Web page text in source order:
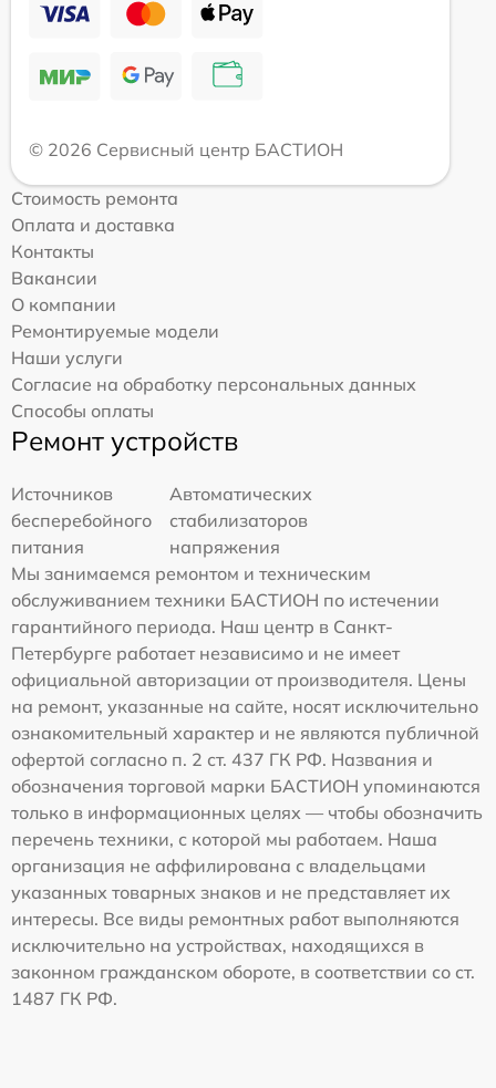
© 2026 Сервисный центр БАСТИОН
Стоимость ремонта
Оплата и доставка
Контакты
Вакансии
О компании
Ремонтируемые модели
Наши услуги
Согласие на обработку персональных данных
Способы оплаты
Ремонт устройств
Источников
бесперебойного
питания
Автоматических
стабилизаторов
напряжения
Мы занимаемся ремонтом и техническим
обслуживанием техники БАСТИОН по истечении
гарантийного периода. Наш центр в Санкт-
Петербурге работает независимо и не имеет
официальной авторизации от производителя. Цены
на ремонт, указанные на сайте, носят исключительно
ознакомительный характер и не являются публичной
офертой согласно п. 2 ст. 437 ГК РФ. Названия и
обозначения торговой марки БАСТИОН упоминаются
только в информационных целях — чтобы обозначить
перечень техники, с которой мы работаем. Наша
организация не аффилирована с владельцами
указанных товарных знаков и не представляет их
интересы. Все виды ремонтных работ выполняются
исключительно на устройствах, находящихся в
законном гражданском обороте, в соответствии со ст.
1487 ГК РФ.